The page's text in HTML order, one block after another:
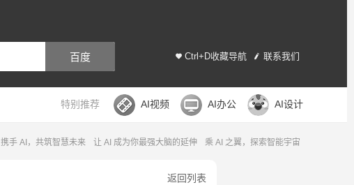
Ctrl+D收藏导航 联系我们
百度
特别推荐 AI视频 AI办公 AI设计
携手 AI，共筑智慧未来 让 AI 成为你最强大脑的延伸 乘 AI 之翼，探索智能宇宙
返回列表